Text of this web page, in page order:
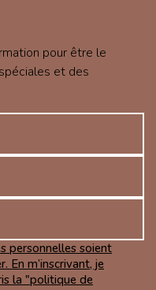
pour être le
et des
personnelles soient
En m’inscrivant, je
la "politique de